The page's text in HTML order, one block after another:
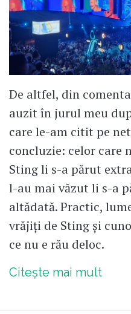
De altfel, din
auzit în jurul meu
care le-am citit pe
concluzie: celor care
Sting li s-a părut
l-au mai văzut li s-a
altădată. Practic,
vrăjiți de Sting și
ce nu e rău deloc.
Citește mai mult